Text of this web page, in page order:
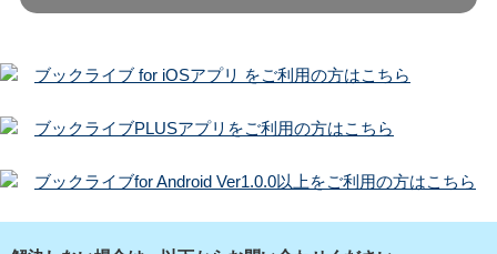
ブックライブ for iOSアプリ をご利用の方はこちら
ブックライブPLUSアプリをご利用の方はこちら
ブックライブfor Android Ver1.0.0以上をご利用の方はこちら